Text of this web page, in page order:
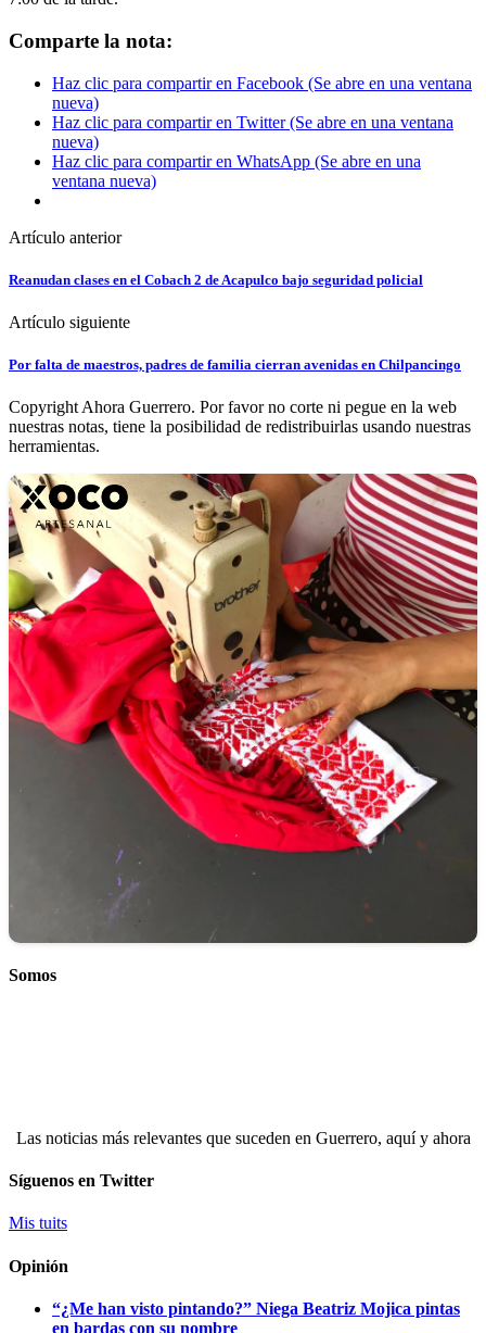
Comparte la nota:
Haz clic para compartir en Facebook (Se abre en una ventana
nueva)
Haz clic para compartir en Twitter (Se abre en una ventana
nueva)
Haz clic para compartir en WhatsApp (Se abre en una
ventana nueva)
Artículo anterior
Reanudan clases en el Cobach 2 de Acapulco bajo seguridad policial
Artículo siguiente
Por falta de maestros, padres de familia cierran avenidas en Chilpancingo
Copyright Ahora Guerrero. Por favor no corte ni pegue en la web
nuestras notas, tiene la posibilidad de redistribuirlas usando nuestras
herramientas.
Somos
Las noticias más relevantes que suceden en Guerrero, aquí y ahora
Síguenos en Twitter
Mis tuits
Opinión
“¿Me han visto pintando?” Niega Beatriz Mojica pintas
en bardas con su nombre